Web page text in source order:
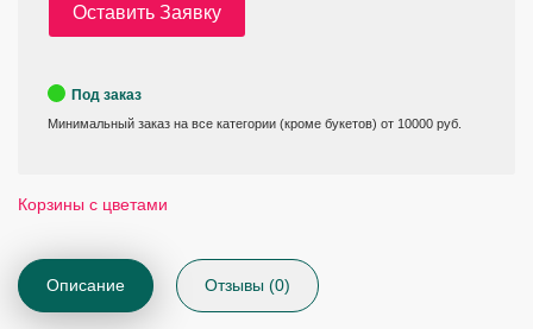
Оставить Заявку
Под заказ
Минимальный заказ на все категории (кроме букетов) от 10000 руб.
Корзины с цветами
Описание Отзывы (0)